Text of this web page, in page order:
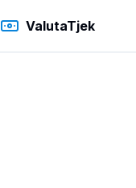
ValutaTjek